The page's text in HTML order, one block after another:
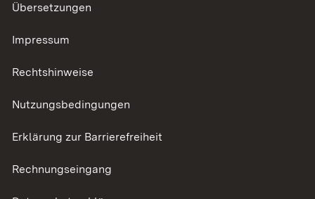
Übersetzungen
Impressum
Rechtshinweise
Nutzungsbedingungen
Erklärung zur Barrierefreiheit
Rechnungseingang